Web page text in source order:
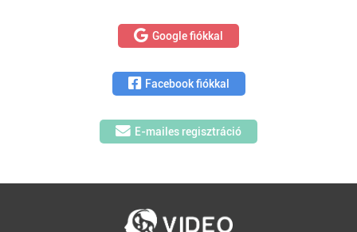
Google fiókkal
Facebook fiókkal
E-mailes regisztráció